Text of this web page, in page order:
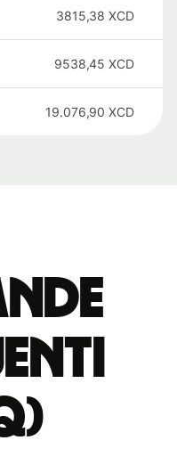
3815,38 XCD
9538,45 XCD
19.076,90 XCD